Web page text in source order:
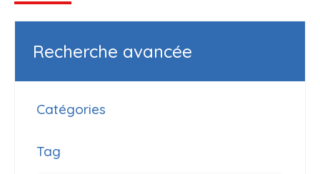
Recherche avancée
Catégories
Tag